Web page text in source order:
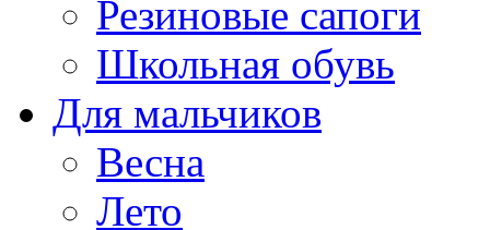
Резиновые сапоги
Школьная обувь
Для мальчиков
Весна
Лето